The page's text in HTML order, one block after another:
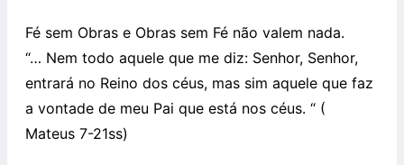
Fé sem Obras e Obras sem Fé não valem nada.
“… Nem todo aquele que me diz: Senhor, Senhor,
entrará no Reino dos céus, mas sim aquele que faz
a vontade de meu Pai que está nos céus. “ (
Mateus 7-21ss)